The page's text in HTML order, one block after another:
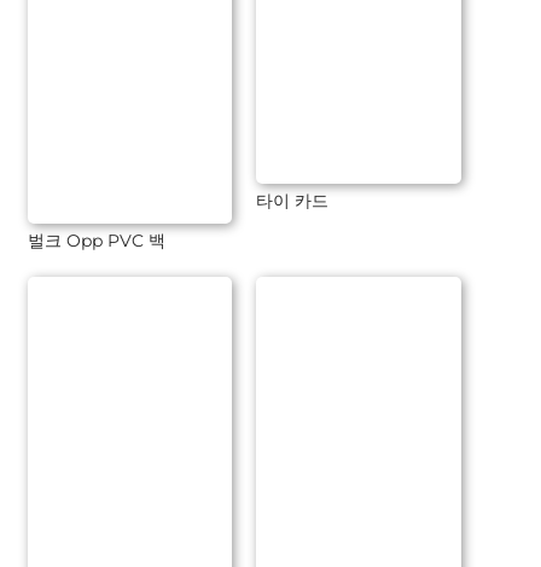
벌크 Opp PVC 백
타이 카드